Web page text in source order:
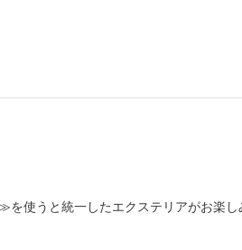
うと統一したエクステリアがお楽し